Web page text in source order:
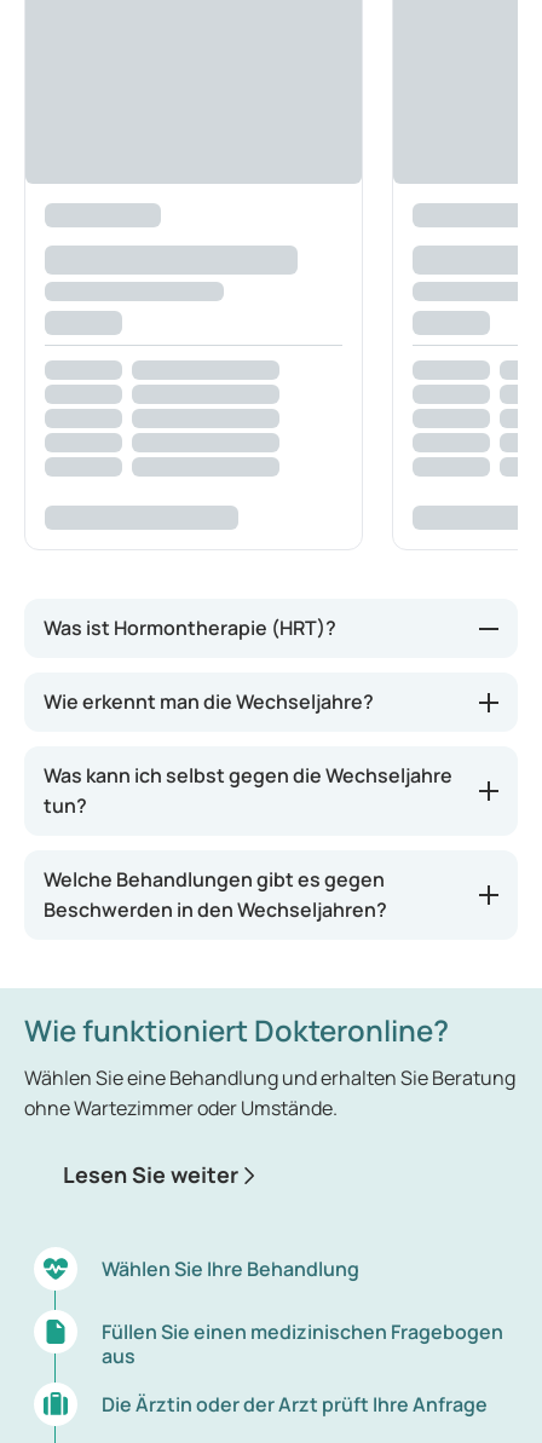
Was ist Hormontherapie (HRT)?
Wenn eine Frau in die Wechseljahre kommt, nimmt
die Östrogenproduktion in den Eierstöcken ab. Dies
Hitzewallungen, Schweissausbrüche, Müdigkeit,
Stimmungsschwankungen und Antriebslosigkeit.
ein Arzt eine HRT verschreiben. Dies wird als
Hormonersatztherapie (HRT) oder Hormontherapie
(HRT) bezeichnet. Hormone können den
Beschwerden gelindert oder beseitigt werden
können.
Die Behandlung sollte idealerweise zu Beginn der
Menopause
besprochen werden. Allerdings gibt es
auch Nachteile der Hormontherapie (HRT)
Vorteile und Risiken der Hormonersatztherapie
kann eine fundierte Entscheidung getroffen
werden, die optimal zu Ihnen passt.
Wie erkennt man die Wechseljahre?
Was kann ich selbst gegen die Wechseljahre
tun?
Welche Behandlungen gibt es gegen
Beschwerden in den Wechseljahren?
Wie funktioniert Dokteronline?
Wählen Sie eine Behandlung und erhalten Sie Beratung
ohne Wartezimmer oder Umstände.
Lesen Sie weiter
Wählen Sie Ihre Behandlung
Füllen Sie einen medizinischen Fragebogen
aus
Die Ärztin oder der Arzt prüft Ihre Anfrage